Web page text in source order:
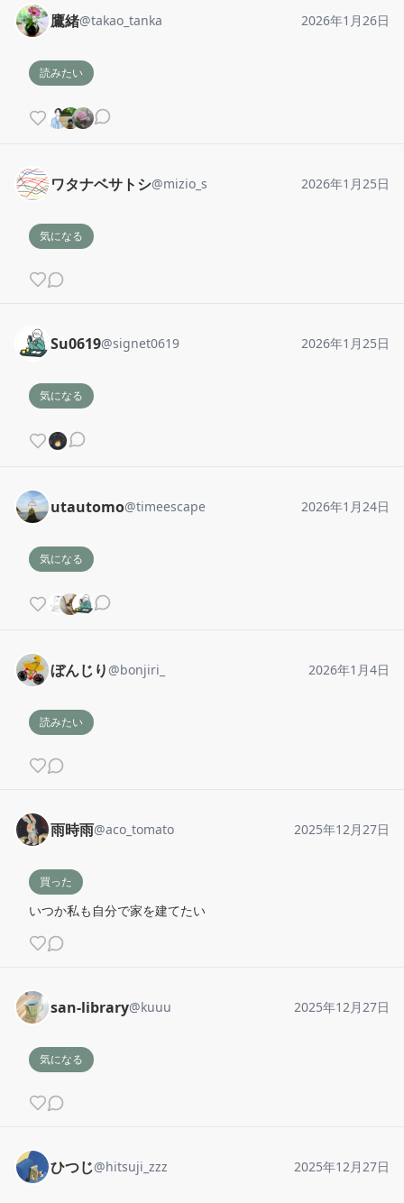
鷹緒@takao_tanka 2026年1月26日
読みたい
ワタナベサトシ@mizio_s 2026年1月25日
気になる
Su0619@signet0619 2026年1月25日
気になる
utautomo@timeescape 2026年1月24日
気になる
ぼんじり @bonjiri_ 2026年1月4日
読みたい
雨時雨@aco_tomato 2025年12月27日
買った
いつか私も自分で家を建てたい
san-library@kuuu 2025年12月27日
気になる
ひつじ@hitsuji_zzz 2025年12月27日